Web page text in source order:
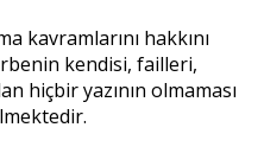
kavramlarını hakkını
kendisi, failleri,
hiçbir yazının olmaması